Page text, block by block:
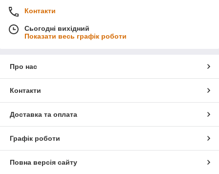
Контакти
Сьогодні вихідний
Показати весь графік роботи
Про нас
Контакти
Доставка та оплата
Графік роботи
Повна версія сайту